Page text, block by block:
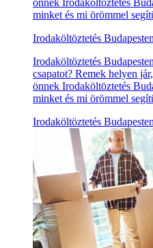
önnek Irodaköltöztetés
minket és mi örömmel
Irodaköltöztetés
Irodaköltöztetés
csapatot? Remek helyen
önnek Irodaköltöztetés
minket és mi örömmel
Irodaköltöztetés